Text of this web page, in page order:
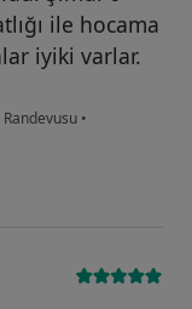
ile hocama
iyiki varlar.
•